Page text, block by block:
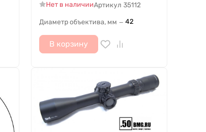
Нет в наличииАртикул 35112
Диаметр объектива, мм — 42
В корзину